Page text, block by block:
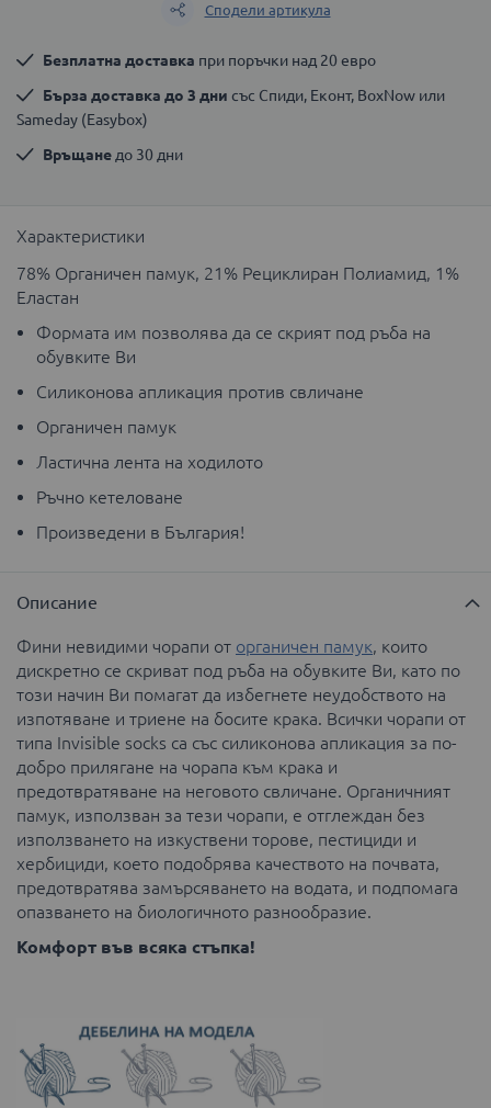
Сподели артикула
Безплатна доставка при поръчки над 20 евро
Бърза доставка до 3 дни със Спиди, Еконт, BoxNow или
Sameday (Easybox)
Връщане до 30 дни
Характеристики
78% Органичен памук, 21% Рециклиран Полиамид, 1%
Еластан
Формата им позволява да се скрият под ръба на
обувките Ви
Силиконова апликация против свличане
Органичен памук
Ластична лента на ходилото
Ръчно кетеловане
Произведени в България!
Описание
Фини невидими чорапи от органичен памук, които
дискретно се скриват под ръба на обувките Ви, като по
този начин Ви помагат да избегнете неудобството на
изпотяване и триене на босите крака. Всички чорапи от
типа Invisible socks са със силиконова апликация за по-
добро прилягане на чорапа към крака и
предотвратяване на неговото свличане. Органичният
памук, използван за тези чорапи, е отглеждан без
използването на изкуствени торове, пестициди и
хербициди, което подобрява качеството на почвата,
предотвратява замърсяването на водата, и подпомага
опазването на биологичното разнообразие.
Комфорт във всяка стъпка!